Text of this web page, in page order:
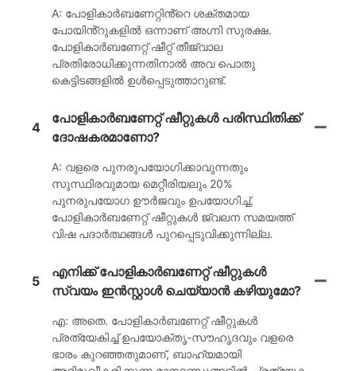
A: പോളികാർബണേറ്റിൻ്റെ ശക്തമായ
പോയിൻ്റുകളിൽ ഒന്നാണ് അഗ്നി സുരക്ഷ.
പോളികാർബണേറ്റ് ഷീറ്റ് തീജ്വാല
പ്രതിരോധിക്കുന്നതിനാൽ അവ പൊതു
കെട്ടിടങ്ങളിൽ ഉൾപ്പെടുത്താറുണ്ട്.
4
പോളികാർബണേറ്റ് ഷീറ്റുകൾ പരിസ്ഥിതിക്ക്
ദോഷകരമാണോ?
A: വളരെ പുനരുപയോഗിക്കാവുന്നതും
സുസ്ഥിരവുമായ മെറ്റീരിയലും 20%
പുനരുപയോഗ ഊർജവും ഉപയോഗിച്ച്,
പോളികാർബണേറ്റ് ഷീറ്റുകൾ ജ്വലന സമയത്ത്
വിഷ പദാർത്ഥങ്ങൾ പുറപ്പെടുവിക്കുന്നില്ല.
5
എനിക്ക് പോളികാർബണേറ്റ് ഷീറ്റുകൾ
സ്വയം ഇൻസ്റ്റാൾ ചെയ്യാൻ കഴിയുമോ?
എ: അതെ. പോളികാർബണേറ്റ് ഷീറ്റുകൾ
പ്രത്യേകിച്ച് ഉപയോക്തൃ-സൗഹൃദവും വളരെ
ഭാരം കുറഞ്ഞതുമാണ്, ബാഹ്യമായി